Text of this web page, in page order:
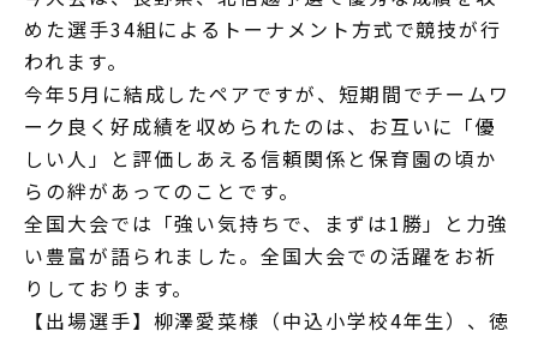
めた選手34組によるトーナメント方式で競技が行
われます。
今年5月に結成したペアですが、短期間でチームワ
ーク良く好成績を収められたのは、お互いに「優
しい人」と評価しあえる信頼関係と保育園の頃か
らの絆があってのことです。
全国大会では「強い気持ちで、まずは1勝」と力強
い豊富が語られました。全国大会での活躍をお祈
りしております。
【出場選手】柳澤愛菜様（中込小学校4年生）、徳